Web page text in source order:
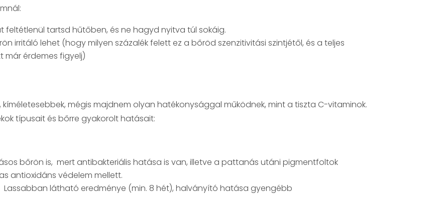
feltétlenül tartsd hűtőben, és ne hagyd nyitva túl sokáig.
irritáló lehet (hogy milyen százalék felett ez a bőröd szenzitivitási szintjétől, és a teljes
már érdemes figyelj)
mégis majdnem olyan hatékonysággal működnek, mint a tiszta C-vitaminok.
típusait és bőrre gyakorolt hatásait:
bőrön is, mert antibakteriális hatása is van, illetve a pattanás utáni pigmentfoltok
antioxidáns védelem mellett.
Lassabban látható eredménye (min. 8 hét), halványító hatása gyengébb